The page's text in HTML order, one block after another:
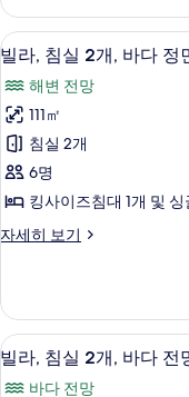
사
진
모
두
보
기
3
개,
바
전
망
자
세
히
보
기
빌
침
실
2
개,
바
다
면
(Pool)
사
진
16
빌라, 침실 2개, 바다 정
해변 전망
111㎡
침실 2개
6명
킹사이즈침대 1개 및
자세히 보기
빌
2
개,
바
빌13
빌라, 침실 2개, 바다 전
바다 전망